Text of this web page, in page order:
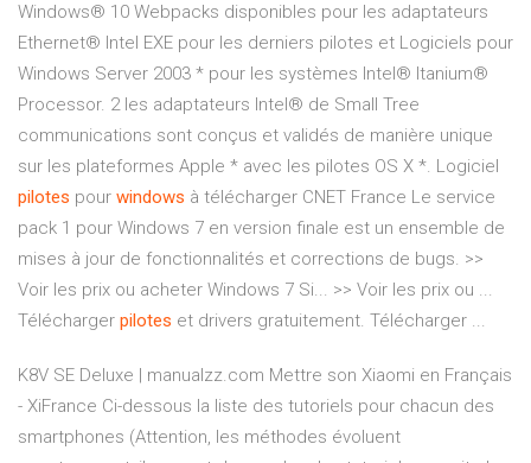
Windows® 10 Webpacks disponibles pour les adaptateurs
Ethernet® Intel EXE pour les derniers pilotes et Logiciels pour
Windows Server 2003 * pour les systèmes Intel® Itanium®
Processor. 2 les adaptateurs Intel® de Small Tree
communications sont conçus et validés de manière unique
sur les plateformes Apple * avec les pilotes OS X *. Logiciel
pilotes pour windows à télécharger CNET France Le service
pack 1 pour Windows 7 en version finale est un ensemble de
mises à jour de fonctionnalités et corrections de bugs. >>
Voir les prix ou acheter Windows 7 Si... >> Voir les prix ou ...
Télécharger pilotes et drivers gratuitement. Télécharger ...
K8V SE Deluxe | manualzz.com Mettre son Xiaomi en Français
- XiFrance Ci-dessous la liste des tutoriels pour chacun des
smartphones (Attention, les méthodes évoluent